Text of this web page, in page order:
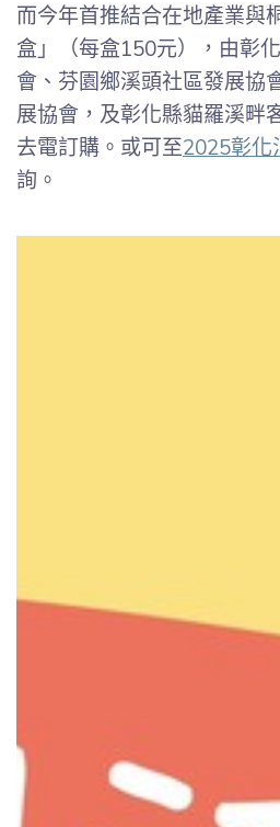
而今年首推結合在地產業與
盒」（每盒150元），由彰
會、芬園鄉溪頭社區發展協
展協會，及彰化縣貓羅溪畔
去電訂購。或可至2025彰化
詢。